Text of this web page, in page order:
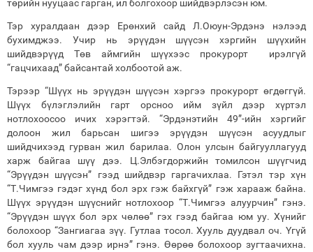
төрийн нууцаас гарган, ил болгохоор шийдвэрлэсэн юм.
Тэр хуралдаан дээр Ерөнхий сайд Л.Оюун-Эрдэнэ нэлээд
бухимджээ. Учир нь эрүүдэн шүүсэн хэргийн шүүхийн
шийдвэрүүд Төв аймгийн шүүхээс прокурорт ирэлгүй
“гацчихаад” байсантай холбоотой аж.
Тэрээр “Шүүх нь эрүүдэн шүүсэн хэргээ прокурорт өгдөггүй.
Шүүх бүлэглэлийн гарт орсноо ийм зүйл дээр хүртэл
нотлохоосоо ичих хэрэгтэй. “Эрдэнэтийн 49”-ийн хэргийг
долоон жил барьсан шигээ эрүүдэн шүүсэн асуудлыг
шийдчихээд гурван жил барилаа. Олон улсын байгууллагууд
харж байгаа шүү дээ. Ц.Элбэгдоржийн томилсон шүүгчид
“Эрүүдэн шүүсэн” гээд шийдвэр гаргачихлаа. Гэтэл тэр хүн
“Т.Чимгээ гэдэг хүнд бол эрх гэж байхгүй” гэж харааж байна.
Шүүх эрүүдэн шүүснийг нотлохоор “Т.Чимгээ алуурчин” гэнэ.
“Эрүүдэн шүүх бол эрх чөлөө” гэх гээд байгаа юм уу. Хүнийг
болохоор “Зангиагаа зүү. Гутлаа тосол. Хууль дуудвал оч. Үгүй
бол хууль чам дээр ирнэ” гэнэ. Өөрөө болохоор зугтаачихна.